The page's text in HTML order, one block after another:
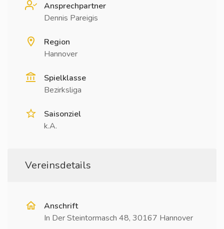
Ansprechpartner
Dennis Pareigis
Region
Hannover
Spielklasse
Bezirksliga
Saisonziel
k.A.
Vereinsdetails
Anschrift
In Der Steintormasch 48, 30167 Hannover